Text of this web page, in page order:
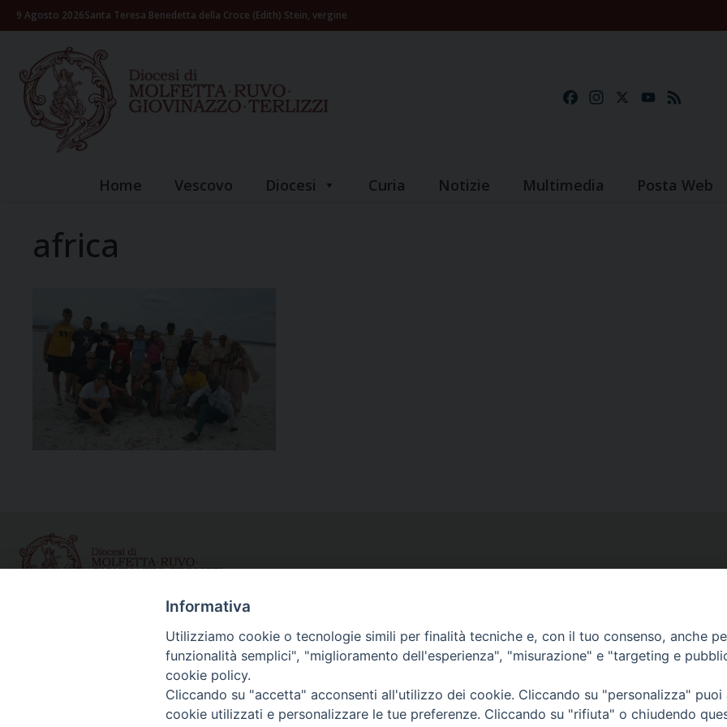
Skip9 Agosto 2026Santa Teresa Benedetta della Croce (Edith) Stein, vergine
FacebookInstagramYouTube
Home Vescovo Diocesi Curia Notizie Multimedia Posta Web
africa
Piazza Giovene 4 – 70056 Molfetta (BA)
www.diocesimolfetta.it – diocesimolfetta@pec.chiesacattolica.it
Ufficio Comunicazioni sociali
Piazza Giovene 4 – 70056 Molfetta (BA)
Informativa
Utilizziamo cookie o tecnologie simili per finalità tecniche e, con il tuo consenso, anche
funzionalità semplici", "miglioramento dell'esperienza", "misurazione" e "targeting e
cookie policy.
Cliccando su "accetta" acconsenti all'utilizzo dei cookie. Cliccando su "personalizza"
cookie utilizzati e personalizzare le tue preferenze. Cliccando su "rifiuta" o chiudendo